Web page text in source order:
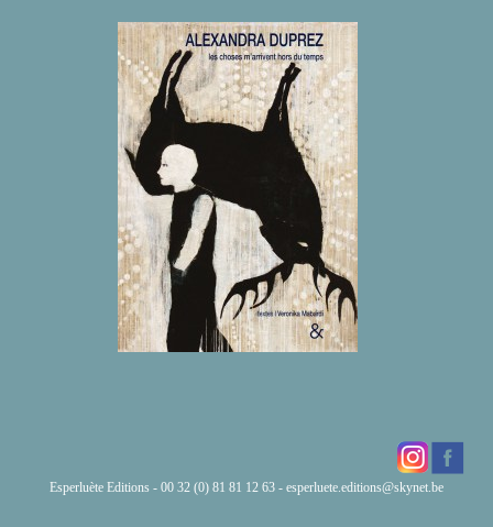
Esperluète Editions - 00 32 (0) 81 81 12 63 - esperluete.editions@skynet.be